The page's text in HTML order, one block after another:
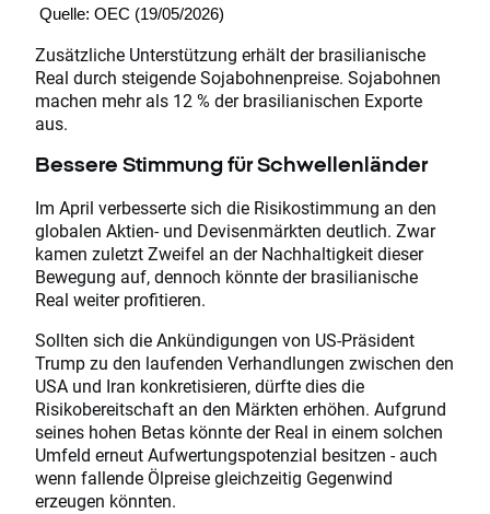
Quelle: OEC (19/05/2026)
Zusätzliche Unterstützung erhält der brasilianische
Real durch steigende Sojabohnenpreise. Sojabohnen
machen mehr als 12 % der brasilianischen Exporte
aus.
Bessere Stimmung für Schwellenländer
Im April verbesserte sich die Risikostimmung an den
globalen Aktien- und Devisenmärkten deutlich. Zwar
kamen zuletzt Zweifel an der Nachhaltigkeit dieser
Bewegung auf, dennoch könnte der brasilianische
Real weiter profitieren.
Sollten sich die Ankündigungen von US-Präsident
Trump zu den laufenden Verhandlungen zwischen den
USA und Iran konkretisieren, dürfte dies die
Risikobereitschaft an den Märkten erhöhen. Aufgrund
seines hohen Betas könnte der Real in einem solchen
Umfeld erneut Aufwertungspotenzial besitzen - auch
wenn fallende Ölpreise gleichzeitig Gegenwind
erzeugen könnten.